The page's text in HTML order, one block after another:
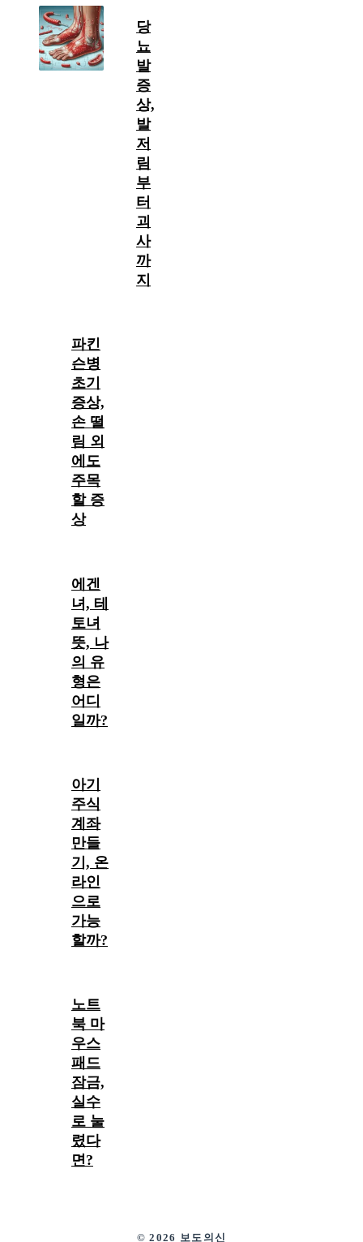
당
뇨
발
증
상,
발
저
림
부
터
괴
사
까
지
파킨
슨병
초기
증상,
손 떨
림 외
에도
주목
할 증
상
에겐
녀, 테
토녀
뜻, 나
의 유
형은
어디
일까?
아기
주식
계좌
만들
기, 온
라인
으로
가능
할까?
노트
북 마
우스
패드
잠금,
실수
로 눌
렸다
면?
© 2026 보도의신